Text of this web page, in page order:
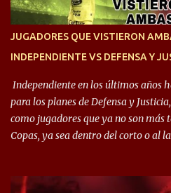
enfocamos en la preparación física.
idea que quiere el técnico y eso es
JUGADORES QUE VISTIERON
INDEPENDIENTE VS DEFENSA Y
Independiente en los últimos años
para los planes de Defensa y
como jugadores que ya no son más
Copas, ya sea dentro del corto o al
Halcón de Varela, como lo es Brian